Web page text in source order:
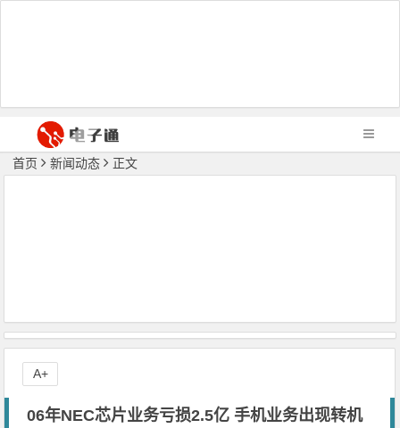
首页 新闻动态 正文
06年NEC芯片业务亏损2.5亿 手机业务出现转机
A+